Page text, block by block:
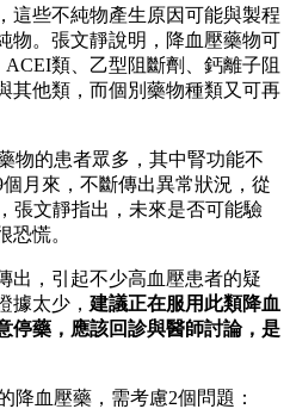
這些不純物產生原因可能與製程
物。張文靜說明，降血壓藥物可
類、乙型阻斷劑、鈣離子阻
其他類，而個別藥物種類又可再
物的患者眾多，其中腎功能不
月來，不斷傳出異常狀況，從
張文靜指出，未來是否可能驗
恐慌。
出，引起不少高血壓患者的疑
據太少， 建議正在服用此類降血
停藥，應該回診與醫師討論，是
降血壓藥，需考慮2個問題：